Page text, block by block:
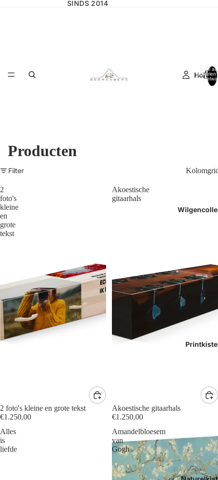
SINDS 2014
Home
Totaal
artikelen
Producten
Filter
2
foto's
kleine
en
grote
tekst
2 foto's kleine en grote tekst
€1.250,00
Akoestische
gitaarhals
Akoestische gitaarhals
€1.250,00
Alles
is
liefde
Amandelbloesem
van
Gogh